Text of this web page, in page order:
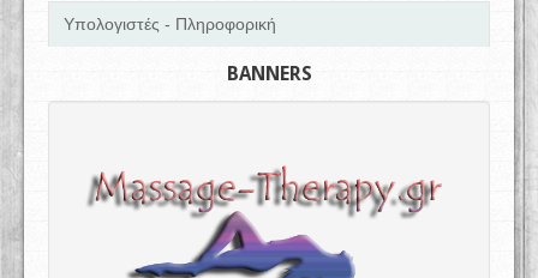
Υπολογιστές - Πληροφορική
BANNERS